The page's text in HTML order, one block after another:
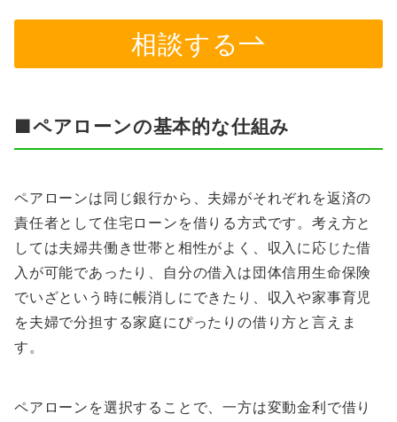
相談する
■ペアローンの基本的な仕組み
ペアローンは同じ銀行から、夫婦がそれぞれを返済の
責任者として住宅ローンを借りる方式です。考え方と
しては夫婦共働き世帯と相性がよく、収入に応じた借
入が可能であったり、自分の借入は団体信用生命保険
でいざという時に帳消しにできたり、収入や家事育児
を夫婦で分担する家庭にぴったりの借り方と言えま
す。
ペアローンを選択することで、一方は変動金利で借り